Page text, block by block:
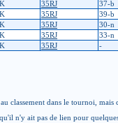
35RJ 37-b
35RJ 39-b
35RJ 30-n
35RJ 33-n
35RJ -
dans le tournoi, mais
n'y ait pas de lien pour